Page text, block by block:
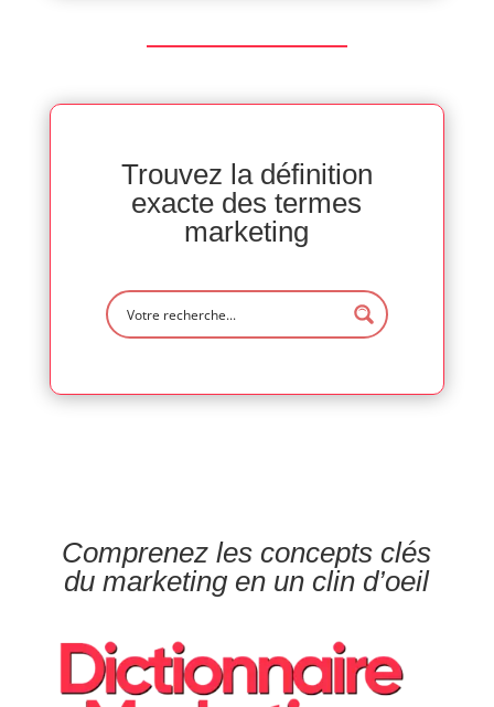
Trouvez la définition
exacte des termes
marketing
Comprenez les concepts clés
du marketing en un clin d’oeil